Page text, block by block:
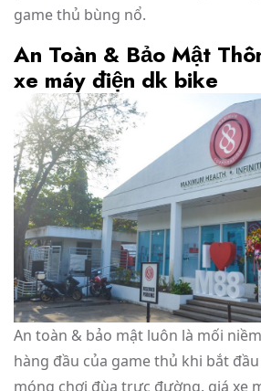
game thủ bùng nổ.
An Toàn & Bảo Mật
xe máy điện dk bike
An toàn & bảo mật luôn là mối
hàng đầu của game thủ khi bắt
móng chơi đùa trực đường. giá xe